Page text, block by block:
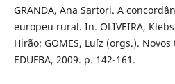
GRANDA, Ana Sartori. A
europeu rural. In. OLIVEIRA,
Hirão; GOMES, Luíz (orgs.).
EDUFBA, 2009. p. 142-161.